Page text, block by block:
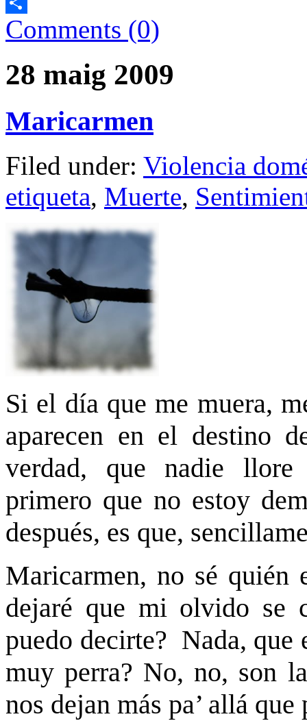
Comparteix
Comments (0)
28 maig 2009
Maricarmen
Filed under: Violencia
etiqueta, Muerte,
Si el día que me muera,
aparecen en el destino
verdad, que nadie
primero que no estoy
después, es que,
Maricarmen, no sé quién
dejaré que mi olvido se
puedo decirte? Nada, que
muy perra? No, no, son
nos dejan más pa’ allá